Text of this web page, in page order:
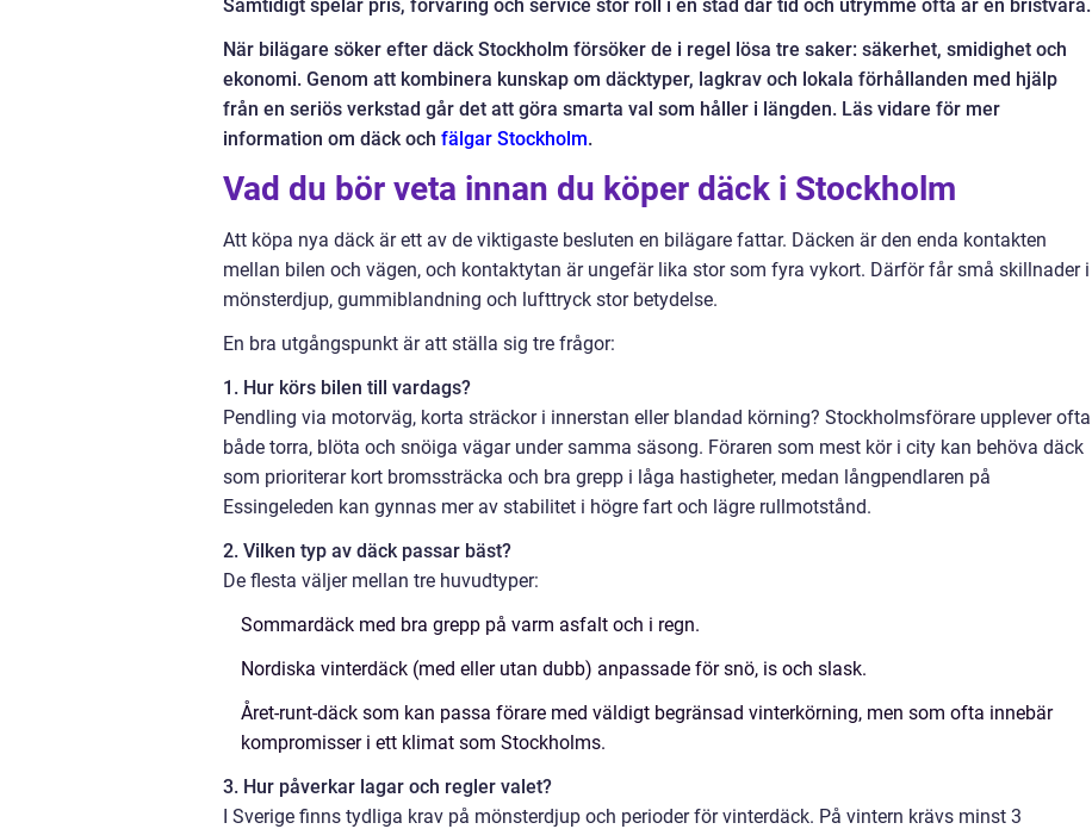
Samtidigt spelar pris, förvaring och service stor roll i en stad där tid och utrymme ofta är en bristvara.
När bilägare söker efter däck Stockholm försöker de i regel lösa tre saker: säkerhet, smidighet och
ekonomi. Genom att kombinera kunskap om däcktyper, lagkrav och lokala förhållanden med hjälp
från en seriös verkstad går det att göra smarta val som håller i längden. Läs vidare för mer
information om däck och fälgar Stockholm.
Vad du bör veta innan du köper däck i Stockholm
Att köpa nya däck är ett av de viktigaste besluten en bilägare fattar. Däcken är den enda kontakten
mellan bilen och vägen, och kontaktytan är ungefär lika stor som fyra vykort. Därför får små skillnader i
mönsterdjup, gummiblandning och lufttryck stor betydelse.
En bra utgångspunkt är att ställa sig tre frågor:
1. Hur körs bilen till vardags?
Pendling via motorväg, korta sträckor i innerstan eller blandad körning? Stockholmsförare upplever ofta
både torra, blöta och snöiga vägar under samma säsong. Föraren som mest kör i city kan behöva däck
som prioriterar kort bromssträcka och bra grepp i låga hastigheter, medan långpendlaren på
Essingeleden kan gynnas mer av stabilitet i högre fart och lägre rullmotstånd.
2. Vilken typ av däck passar bäst?
De flesta väljer mellan tre huvudtyper:
Sommardäck med bra grepp på varm asfalt och i regn.
Nordiska vinterdäck (med eller utan dubb) anpassade för snö, is och slask.
Året-runt-däck som kan passa förare med väldigt begränsad vinterkörning, men som ofta innebär
kompromisser i ett klimat som Stockholms.
3. Hur påverkar lagar och regler valet?
I Sverige finns tydliga krav på mönsterdjup och perioder för vinterdäck. På vintern krävs minst 3